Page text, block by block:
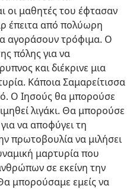
οι μαθητές του έφτασαν
έπειτα από πολύωρη
αγοράσουν τρόφιμα. Ο
πόλης για να
και διέκρινε μια
Κάποια Σαμαρείτισσα
Ο Ιησούς θα μπορούσε
λιγάκι. Θα μπορούσε
να αποφύγει τη
πρωτοβουλία να μιλήσει
μαρτυρία που
σε εκείνη την
μπορούσαμε εμείς να